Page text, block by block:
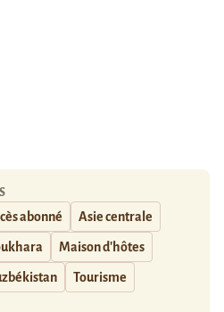
abonné Asie centrale
Maison d'hôtes
Tourisme